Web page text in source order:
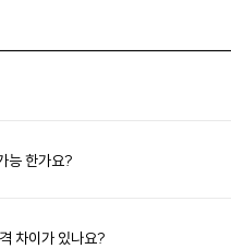
능 한가요?
차이가 있나요?